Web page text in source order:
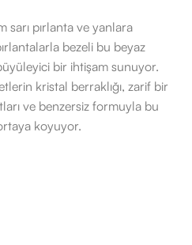
sarı pırlanta ve yanlara
bezeli bu beyaz
bir ihtişam sunuyor.
kristal berraklığı, zarif bir
ve benzersiz formuyla bu
koyuyor.